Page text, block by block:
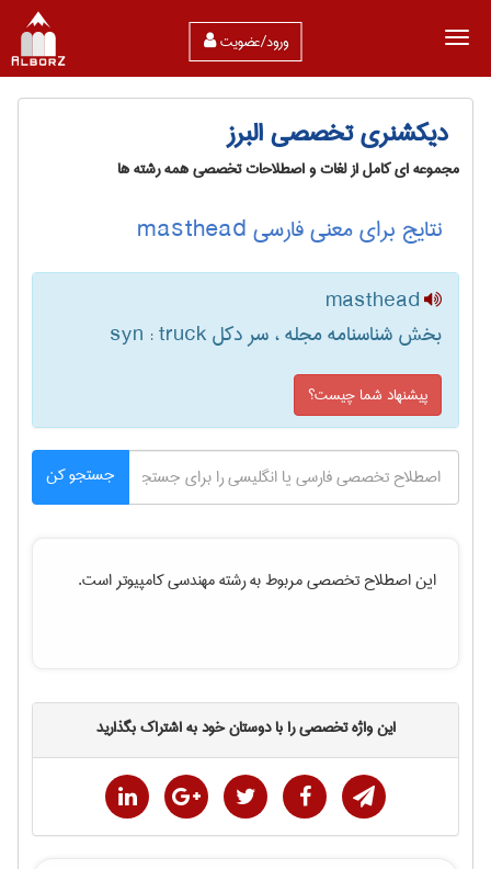
ورود/عضویت
دیکشنری تخصصی البرز
مجموعه ای کامل از لغات و اصطلاحات تخصصی همه رشته ها
نتایج برای معنی فارسی masthead
masthead
بخش شناسنامه مجله ، سر دکل ‎syn : truck
پیشنهاد شما چیست؟
جستجو کن
این اصطلاح تخصصی مربوط به رشتهمهندسی كامپيوتراست.
این واژه تخصصی را با دوستان خود به اشتراک بگذارید